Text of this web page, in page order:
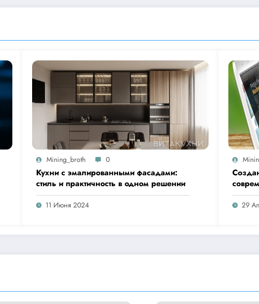
Mining_broth 0
Кухни с эмалированными фасадами:
стиль и практичность в одном решении
11 Июня 2024 29